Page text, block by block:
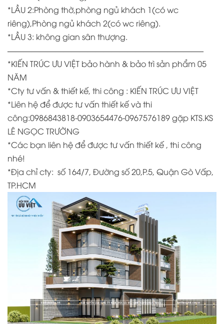
*LẦU 2:Phòng thờ,phòng ngủ khách 1(có wc
riêng),Phòng ngủ khách 2(có wc riêng).
*LẦU 3: không gian sân thượng.
————————————————————————–
*KIẾN TRÚC ƯU VIỆT bảo hành & bảo trì sản phẩm 05
NĂM
*Cty tư vấn & thiết kế, thi công : KIẾN TRÚC ƯU VIỆT
*Liên hệ để được tư vấn thiết kế và thi
công:0986843818-0903654476-0967576189 gặp KTS.KS
LÊ NGỌC TRƯỜNG
*Các bạn liên hệ để được tư vấn thiết kế , thi công
nhé!
*Địa chỉ cty: số 164/7, Đường số 20,P.5, Quận Gò Vấp,
TP.HCM